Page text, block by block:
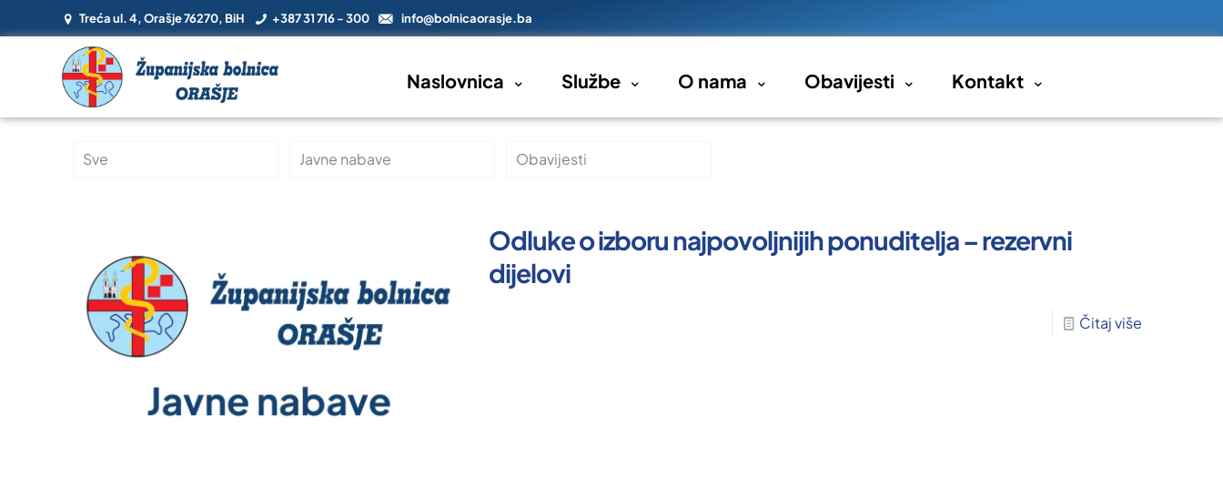
Treća ul. 4, Orašje 76270, BiH +387 31 716 - 300 info@bolnicaorasje.ba
Naslovnica Službe O nama Obavijesti Kontakt
Sve Javne nabave Obavijesti
Odluke o izboru najpovoljnijih ponuditelja – rezervni
dijelovi
Čitaj više